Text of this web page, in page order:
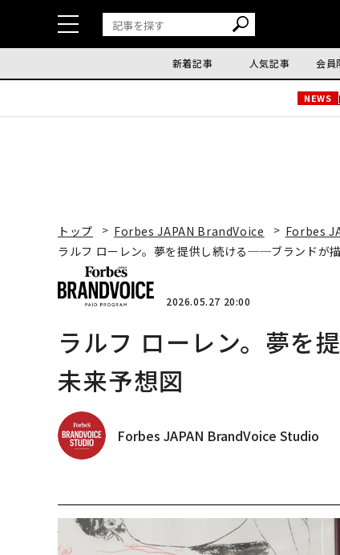
新着記事 人気記事 会員
NEWS
トップ Forbes JAPAN BrandVoice
Forbes
ラルフ ローレン。夢を提供し続ける──ブランドが
2026.05.27 20:00
ラルフ ローレン。夢を
未来予想図
Forbes JAPAN BrandVoice Studio